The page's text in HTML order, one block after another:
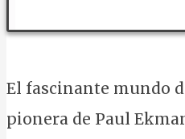
El fascinante mundo
pionera de Paul